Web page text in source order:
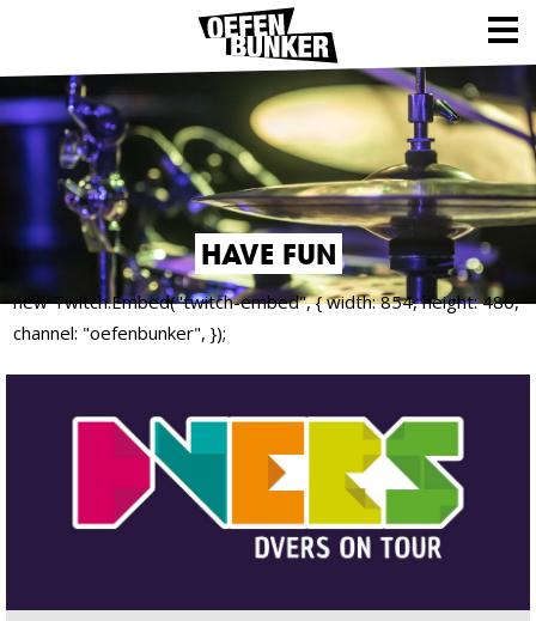
HAVE FUN
new Twitch.Embed("twitch-embed", { width: 854, height: 480,
channel: "oefenbunker", });